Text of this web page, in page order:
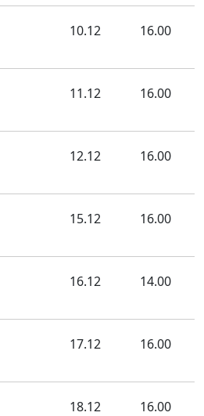
10.12 16.00
11.12 16.00
12.12 16.00
15.12 16.00
16.12 14.00
17.12 16.00
18.12 16.00